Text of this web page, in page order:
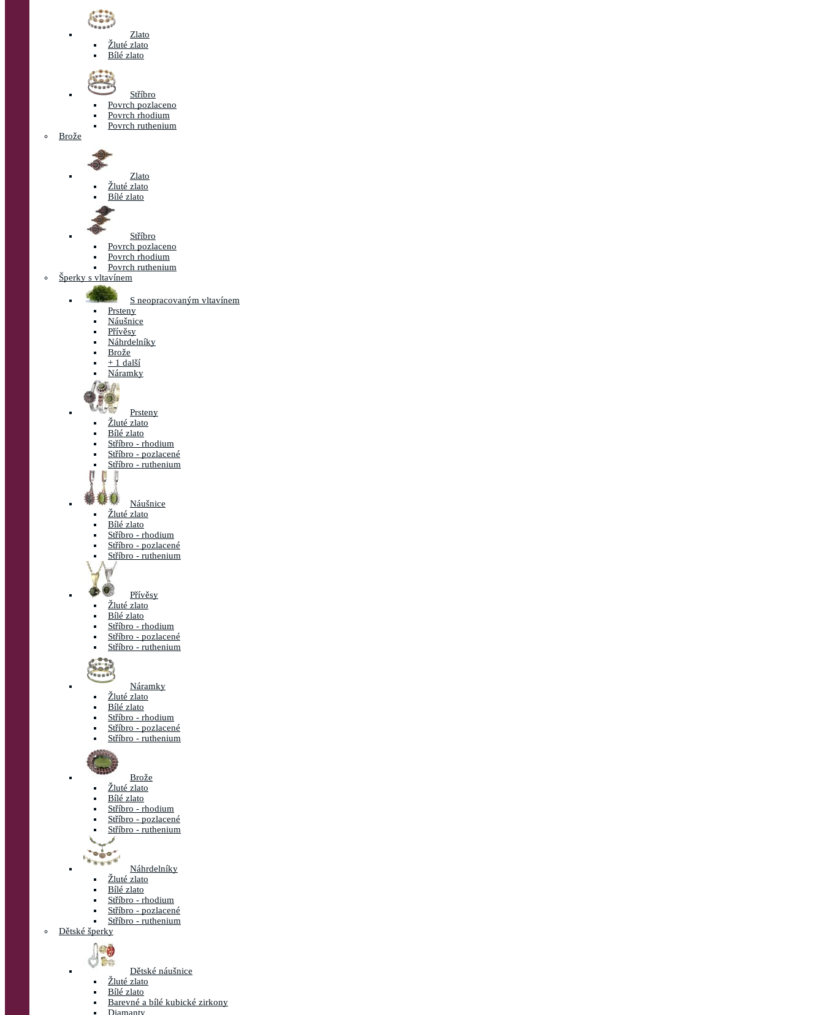
Zlato
Žluté zlato
Bílé zlato
Stříbro
Povrch pozlaceno
Povrch rhodium
Povrch ruthenium
Brože
Zlato
Žluté zlato
Bílé zlato
Stříbro
Povrch pozlaceno
Povrch rhodium
Povrch ruthenium
Šperky s vltavínem
S neopracovaným vltavínem
Prsteny
Náušnice
Přívěsy
Náhrdelníky
Brože
+ 1 další
Náramky
Prsteny
Žluté zlato
Bílé zlato
Stříbro - rhodium
Stříbro - pozlacené
Stříbro - ruthenium
Náušnice
Žluté zlato
Bílé zlato
Stříbro - rhodium
Stříbro - pozlacené
Stříbro - ruthenium
Přívěsy
Žluté zlato
Bílé zlato
Stříbro - rhodium
Stříbro - pozlacené
Stříbro - ruthenium
Náramky
Žluté zlato
Bílé zlato
Stříbro - rhodium
Stříbro - pozlacené
Stříbro - ruthenium
Brože
Žluté zlato
Bílé zlato
Stříbro - rhodium
Stříbro - pozlacené
Stříbro - ruthenium
Náhrdelníky
Žluté zlato
Bílé zlato
Stříbro - rhodium
Stříbro - pozlacené
Stříbro - ruthenium
Dětské šperky
Dětské náušnice
Žluté zlato
Bílé zlato
Barevné a bílé kubické zirkony
Diamanty